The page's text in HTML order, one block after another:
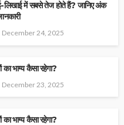
लिखाई में सबसे तेज होते हैं? जानिए अंक
December 24, 2025
भाग्य कैसा रहेगा?
December 23, 2025
भाग्य कैसा रहेगा?